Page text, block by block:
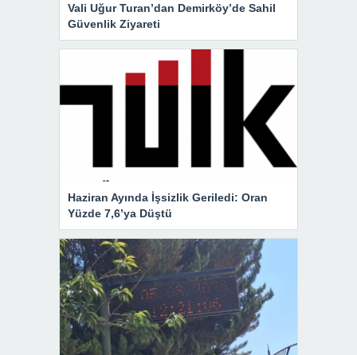
Vali Uğur Turan’dan Demirköy’de Sahil
Güvenlik Ziyareti
Haziran Ayında İşsizlik Geriledi: Oran
Yüzde 7,6’ya Düştü